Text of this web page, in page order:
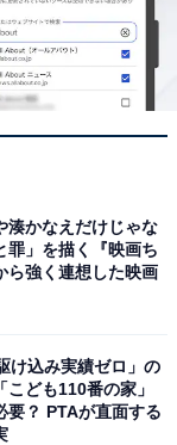
バッグ」全20色
ブリパーク）
湊かなえだけじゃな
罪」を描く『映画ち
ら強く連想した映画
け込み実績ゼロ」の
ども110番の家」
要？ PTAが直面する